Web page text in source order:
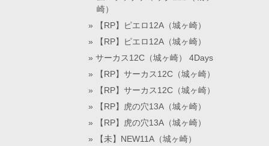
崎）
【RP】ピエロ12A（城ヶ崎）
【RP】ピエロ12A（城ヶ崎）
サーカス12C（城ヶ崎） 4Days
【RP】サーカス12C（城ヶ崎）
【RP】サーカス12C（城ヶ崎）
【RP】虎の穴13A（城ヶ崎）
【RP】虎の穴13A（城ヶ崎）
【未】NEW11A（城ヶ崎）